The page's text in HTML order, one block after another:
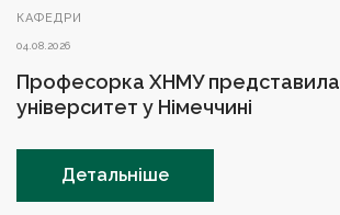
КАФЕДРИ
04.08.2026
Професорка ХНМУ представила
університет у Німеччині
Детальніше